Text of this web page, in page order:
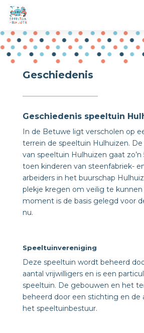
Geschiedenis
Geschiedenis speeltuin
In de Betuwe ligt verscholen op
terrein de speeltuin Hulhuizen.
van speeltuin Hulhuizen gaat zo’n
toen kinderen van steenfabriek-
arbeiders in het buurschap
plekje kregen om veilig te kunnen
moment is de basis gelegd voor
nu.
Speeltuinvereniging
Deze speeltuin wordt beheerd
aantal vrijwilligers en is een
speeltuin. De gebouwen en het
beheerd door een stichting en de
het speeltuinbestuur.